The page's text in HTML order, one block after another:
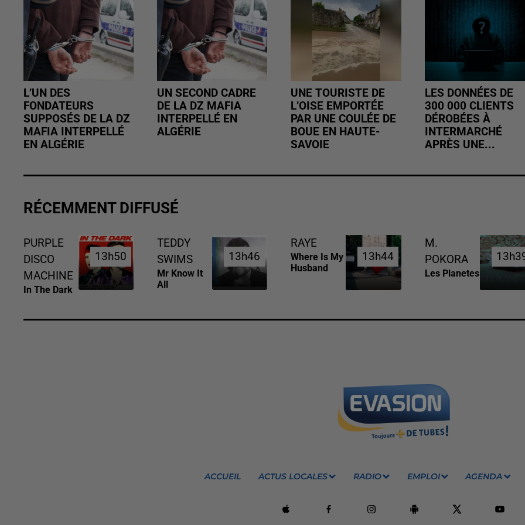
L’UN DES
FONDATEURS
SUPPOSÉS DE LA DZ
MAFIA INTERPELLÉ
EN ALGÉRIE
UN SECOND CADRE
DE LA DZ MAFIA
INTERPELLÉ EN
ALGÉRIE
UNE TOURISTE DE
L’OISE EMPORTÉE
PAR UNE COULÉE DE
BOUE EN HAUTE-
SAVOIE
LES DONNÉES DE
300 000 CLIENTS
DÉROBÉES À
INTERMARCHÉ
APRÈS UNE...
RÉCEMMENT DIFFUSÉ
PURPLE
DISCO
MACHINE
In The Dark
13h50
13h50
TEDDY
SWIMS
Mr Know It
All
13h46
13h46
RAYE
Where Is My
Husband
13h44
13h44
M.
POKORA
Les Planetes
ACCUEIL ACTUS LOCALES RADIO EMPLOI AGENDA